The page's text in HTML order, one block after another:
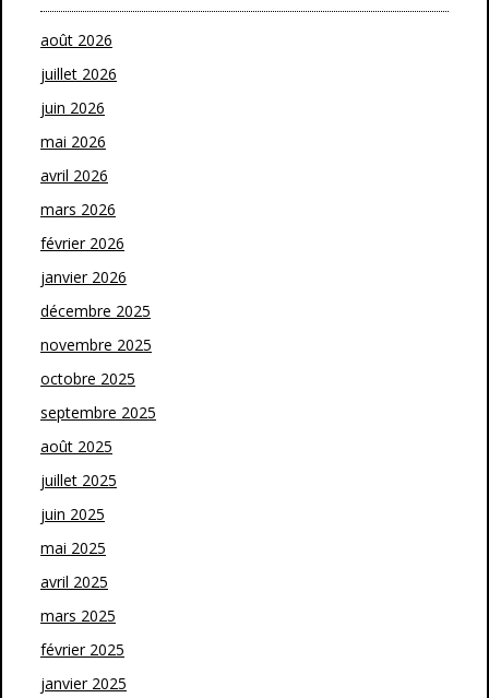
août 2026
juillet 2026
juin 2026
mai 2026
avril 2026
mars 2026
février 2026
janvier 2026
décembre 2025
novembre 2025
octobre 2025
septembre 2025
août 2025
juillet 2025
juin 2025
mai 2025
avril 2025
mars 2025
février 2025
janvier 2025